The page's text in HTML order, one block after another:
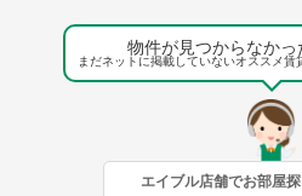
物件が見つからなか
まだネットに掲載していないオススメ
エイブル店舗でお部屋